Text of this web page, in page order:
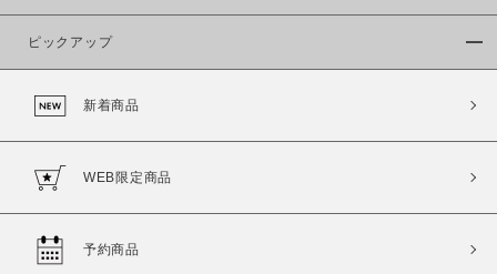
カラー
ピックアップ
新着商品
WEB限定商品
予約商品